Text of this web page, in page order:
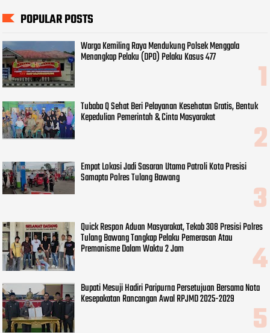
POPULAR POSTS
Warga Kemiling Raya Mendukung Polsek Menggala
Menangkap Pelaku (DPO) Pelaku Kasus 477
Tubaba Q Sehat Beri Pelayanan Kesehatan Gratis, Bentuk
Kepedulian Pemerintah & Cinta Masyarakat
Empat Lokasi Jadi Sasaran Utama Patroli Kota Presisi
Samapta Polres Tulang Bawang
Quick Respon Aduan Masyarakat, Tekab 308 Presisi Polres
Tulang Bawang Tangkap Pelaku Pemerasan Atau
Premanisme Dalam Waktu 2 Jam
Bupati Mesuji Hadiri Paripurna Persetujuan Bersama Nota
Kesepakatan Rancangan Awal RPJMD 2025-2029